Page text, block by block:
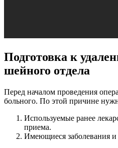
Подготовка к
шейного отдела
Перед началом проведения
больного. По этой причине
Используемые ранее
приема.
Имеющиеся заболевания и